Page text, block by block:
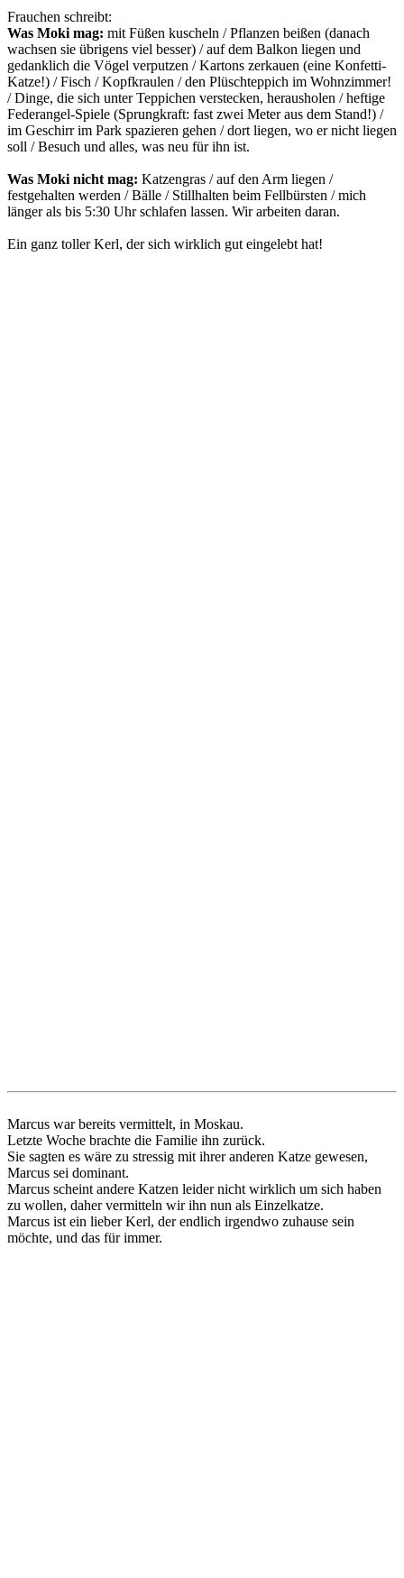
Frauchen schreibt:
Was Moki mag: mit Füßen kuscheln / Pflanzen beißen (danach
wachsen sie übrigens viel besser) / auf dem Balkon liegen und
gedanklich die Vögel verputzen / Kartons zerkauen (eine Konfetti-
Katze!) / Fisch / Kopfkraulen / den Plüschteppich im Wohnzimmer!
/ Dinge, die sich unter Teppichen verstecken, herausholen / heftige
Federangel-Spiele (Sprungkraft: fast zwei Meter aus dem Stand!) /
im Geschirr im Park spazieren gehen / dort liegen, wo er nicht liegen
soll / Besuch und alles, was neu für ihn ist.
Was Moki nicht mag: Katzengras / auf den Arm liegen /
festgehalten werden / Bälle / Stillhalten beim Fellbürsten / mich
länger als bis 5:30 Uhr schlafen lassen. Wir arbeiten daran.
Ein ganz toller Kerl, der sich wirklich gut eingelebt hat!
Marcus war bereits vermittelt, in Moskau.
Letzte Woche brachte die Familie ihn zurück.
Sie sagten es wäre zu stressig mit ihrer anderen Katze gewesen,
Marcus sei dominant.
Marcus scheint andere Katzen leider nicht wirklich um sich haben
zu wollen, daher vermitteln wir ihn nun als Einzelkatze.
Marcus ist ein lieber Kerl, der endlich irgendwo zuhause sein
möchte, und das für immer.